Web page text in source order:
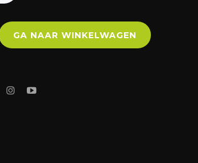
GA NAAR WINKELWAGEN